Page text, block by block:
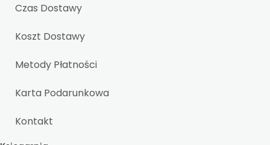
Czas Dostawy
Koszt Dostawy
Metody Płatności
Karta Podarunkowa
Kontakt